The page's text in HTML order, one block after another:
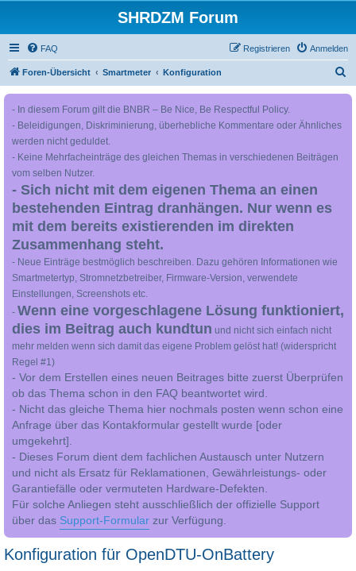
SHRDZM Forum
FAQ Anmelden
Registrieren
Foren-Übersicht Smartmeter Konfiguration
- In diesem Forum gilt die BNBR – Be Nice, Be Respectful Policy.
- Beleidigungen, Diskriminierung, überhebliche Kommentare oder Ähnliches
werden nicht geduldet.
- Keine Mehrfacheinträge des gleichen Themas in verschiedenen Beiträgen
vom selben Nutzer.
- Sich nicht mit dem eigenen Thema an einen
bestehenden Eintrag dranhängen. Nur wenn es
mit dem bereits existierenden im direkten
Zusammenhang steht.
- Neue Einträge bestmöglich beschreiben. Dazu gehören Informationen wie
Smartmetertyp, Stromnetzbetreiber, Firmware-Version, verwendete
Einstellungen, Screenshots etc.
- Wenn eine vorgeschlagene Lösung funktioniert,
dies im Beitrag auch kundtun und nicht sich einfach nicht
mehr melden wenn sich damit das eigene Problem gelöst hat! (widerspricht
Regel #1)
- Vor dem Erstellen eines neuen Beitrages bitte zuerst Überprüfen
ob das Thema schon in den FAQ beantwortet wird.
- Nicht das gleiche Thema hier nochmals posten wenn schon eine
Anfrage über das Kontakformular gestellt wurde [oder
umgekehrt].
- Dieses Forum dient dem fachlichen Austausch unter Nutzern
und nicht als Ersatz für Reklamationen, Gewährleistungs- oder
Garantiefälle oder vermuteten Hardware-Defekten.
Für solche Anliegen steht ausschließlich der offizielle Support
über das Support-Formular zur Verfügung.
Konfiguration für OpenDTU-OnBattery